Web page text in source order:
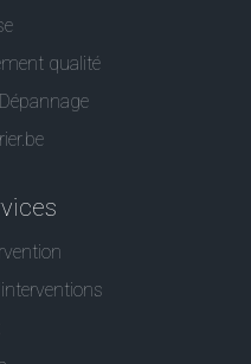
qualité